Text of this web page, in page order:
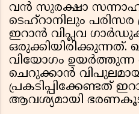
വൻ സുരക്ഷാ
ടെഹ്റാനിലും പരിസര
ഇറാൻ വിപ്ലവ
വിയോഗം ഉയർത്തുന്ന
ചെറുക്കാൻ
പ്രകടിപ്പിക്കേണ്ടത്
ആവശ്യമായി